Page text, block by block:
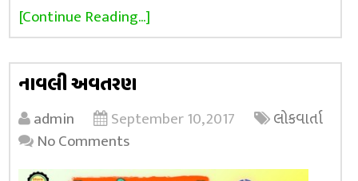
[Continue Reading...]
નાવલી અવતરણ
admin September 10, 2017
લોકવાર્તા
No Comments